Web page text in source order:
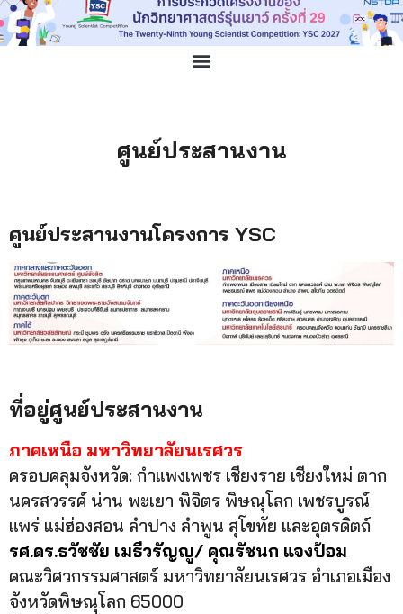
ศูนย์ประสานงาน
ศูนย์ประสานงานโครงการ YSC
ที่อยู่ศูนย์ประสานงาน
ภาคเหนือ มหาวิทยาลัยนเรศวร
ครอบคลุมจังหวัด: กำแพงเพชร เชียงราย เชียงใหม่ ตาก
นครสวรรค์ น่าน พะเยา พิจิตร พิษณุโลก เพชรบูรณ์
แพร่ แม่ฮ่องสอน ลำปาง ลำพูน สุโขทัย และอุตรดิตถ์
รศ.ดร.ธวัชชัย เมธีวรัญญู/ คุณรัชนก แจงป้อม
คณะวิศวกรรมศาสตร์ มหาวิทยาลัยนเรศวร อำเภอเมือง
จังหวัดพิษณุโลก 65000